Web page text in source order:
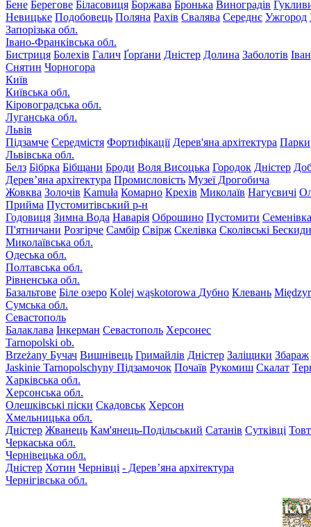
Бене Берегове Біласовиця Боржава Бронька Виноградів
Невицьке Подобовець Поляна Рахів Свалява Середнє Ужгород
Запорізька обл.
Івано-Франківська обл.
Бистриця Болехів Галич Ґорґани Дністер Долина Заболотів
Снятин Чорногора
Київ
Київська обл.
Кіровоградська обл.
Луганська обл.
Львів
Підзамче Середмістя Фортифікації Дерев'яна архітектура Парки
Львівська обл.
Белз Бібрка Бібщани Броди Воля Висоцька Городок Дністер
Дерев’яна архітектура Промисловість Музеї Дрогобича
Жовква Золочів Kamuła Комарно Крехів Миколаїв Нагуєвичі
Прийма Пустомитівський р-н
Годовиця Зимна Вода Наварія Оброшино Пустомити Семенівка
П'ятничани Розгірче Самбір Свірж Скелівка Сколівські Бескиди
Миколаївська обл.
Одеська обл.
Полтавська обл.
Рівненська обл.
Базальтове Біле озеро Kolej wąskotorowa Дубно Клевань
Сумська обл.
Севастополь
Балаклава Інкерман Севастополь Херсонес
Tarnopolski ob.
Brzeżany Бучач Вишнівець Гримайлів Дністер Заліщики Збараж
Jaskinie Tarnopolschyny Підзамочок Почаїв Рукомиш Скалат
Харківська обл.
Херсонська обл.
Олешківські піски Скадовськ Херсон
Хмельницька обл.
Дністер Жванець Кам'янець-Подільський Сатанів Сутківці
Черкаська обл.
Чернівецька обл.
Дністер Хотин Чернівці - Дерев’яна архітектура
Чернігівська обл.